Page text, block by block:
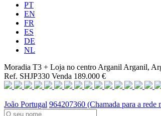
PT
EN
FR
ES
DE
NL
Moradia T3 + Loja no centro Arganil Arganil,
Ref. SHJP330 Venda 189.000 €
João Portugal 964207360 (Chamada para a rede